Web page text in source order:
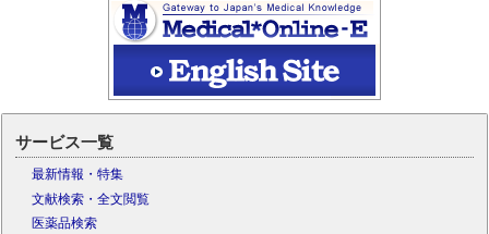
サービス一覧
最新情報・特集
文献検索・全文閲覧
医薬品検索